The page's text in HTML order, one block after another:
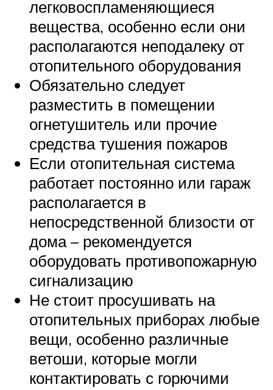
легковоспламеняющиеся
вещества, особенно если они
располагаются неподалеку от
отопительного оборудования
Обязательно следует
разместить в помещении
огнетушитель или прочие
средства тушения пожаров
Если отопительная система
работает постоянно или гараж
располагается в
непосредственной близости от
дома – рекомендуется
оборудовать противопожарную
сигнализацию
Не стоит просушивать на
отопительных приборах любые
вещи, особенно различные
ветоши, которые могли
контактировать с горючими